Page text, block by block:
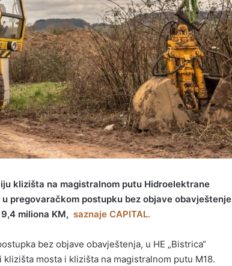
klizišta na magistralnom putu Hidroelektrane
u pregovaračkom postupku bez objave obavještenje
miliona KM, saznaje CAPITAL.
bez objave obavještenja, u HE „Bistrica“
mosta i klizišta na magistralnom putu M18.